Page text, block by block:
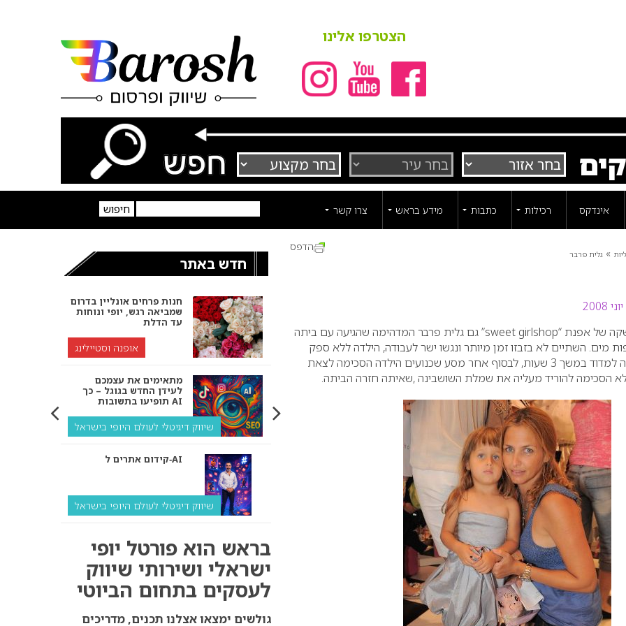
הצטרפו אלינו
אינדקס רכילות כתבות מידע בראש צרו קשר
» גלית פרבר
הדפס
כמו כן נצפתה בארוע ההשקה של אפנת “sweet girlshop” גם גלית פרבר המדהימה שהגיעה עם ביתה
שדומה לה 2 טיפות מים. השתיים לא בזבזו זמן מיותר ונגשו ישר לעבודה, הילדה ללא ספק
אוהבת בגדים ולא התעייפה למדוד במשך 3 שעות, לבסוף אחר מסע שכנועים הילדה הסכימה לצאת
הסכימה להוריד מעליה את שמלת השושבינה ,שאיתה חזרה הביתה.
חדש באתר
חנות פרחים אונליין בדרום
שמביאה רגש, יופי ונוחות
עד הדלת
אופנה וסטיילינג
מתאימים את עצמכם
לעידן החדש בגוגל – כך
תופיעו בתשובות AI
שיווק דיגיטלי לעולם היופי בישראל
קידום אתרים ל‑AI
שיווק דיגיטלי לעולם היופי בישראל
ולמה העסק שלך צריך
שיווק דיגיטלי לעסקים
קידום ל‑AI לעומת קידום
בראש הוא פורטל יופי
ישראלי ושירותי שיווק
לעסקים בתחום הביוטי
גולשים ימצאו אצלנו תכנים, מדריכים